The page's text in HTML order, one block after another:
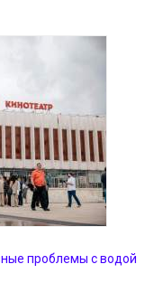
проблемы с водой